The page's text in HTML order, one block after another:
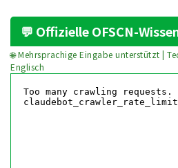
💬 Offizielle OFSCN-
🌐 Mehrsprachige Eingabe unterstützt |
Englisch